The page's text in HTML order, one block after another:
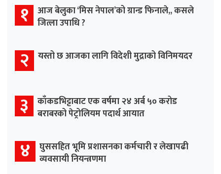
१ आज बेलुका ‘मिस नेपाल’को ग्रान्ड फिनाले,, कसले
जित्ला उपाधि ?
२ यस्तो छ आजका लागि विदेशी मुद्राको विनिमयदर
३ काँकडभिट्टाबाट एक वर्षमा २४ अर्ब ५० करोड
बराबरको पेट्रोलियम पदार्थ आयात
४ घुससहित भूमि प्रशासनका कर्मचारी र लेखापढी
व्यवसायी नियन्त्रणमा